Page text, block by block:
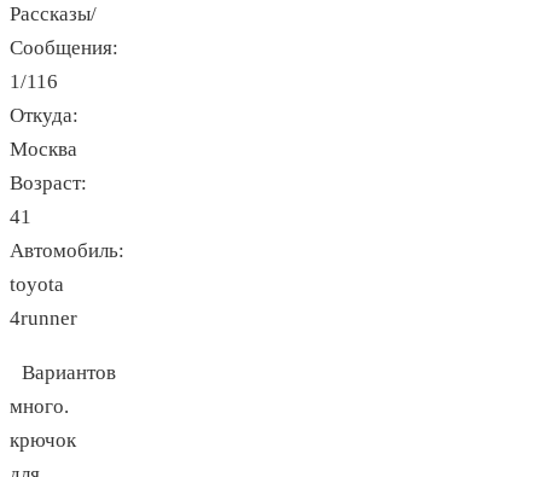
Рассказы/
Сообщения:
1/116
Откуда:
Москва
Возраст:
41
Автомобиль:
toyota
4runner
Вариантов
много.
крючок